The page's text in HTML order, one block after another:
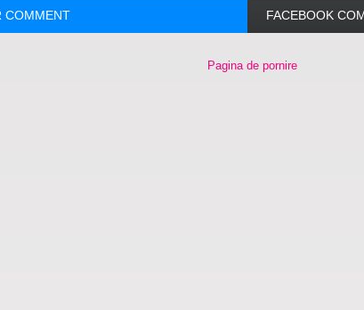
COMMENT FACEBOOK
Pagina de pornire